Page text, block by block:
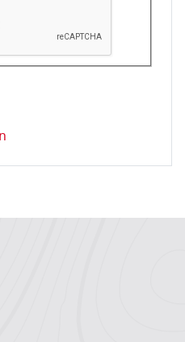
dat u een mens